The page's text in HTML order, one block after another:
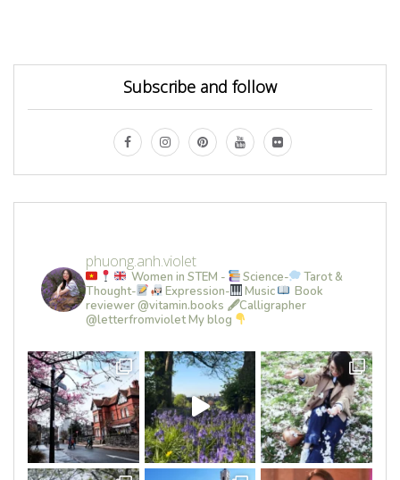
Subscribe and follow
phuong.anh.violet
Women in STEM - Science-
Tarot &
Thought-
Expression- Music
Book
reviewer @vitamin.books 🖋Calligrapher
@letterfromvioletMy blog